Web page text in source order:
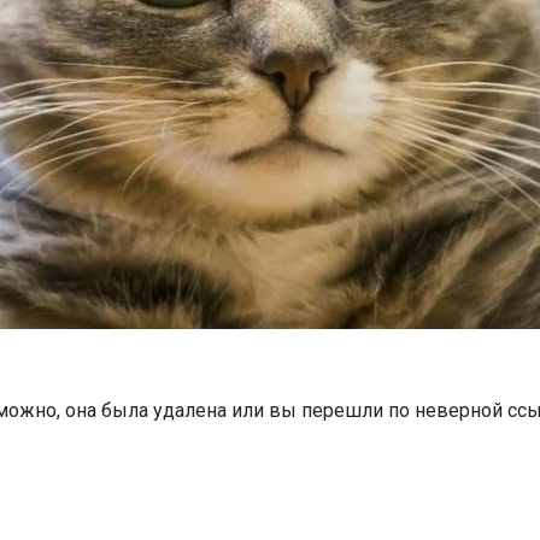
она была удалена или вы перешли по неверной